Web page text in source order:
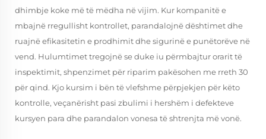
dhimbje koke më të mëdha në vijim. Kur kompanitë e
mbajnë rregullisht kontrollet, parandalojnë dështimet dhe
ruajnë efikasitetin e prodhimit dhe sigurinë e punëtorëve në
vend. Hulumtimet tregojnë se duke iu përmbajtur orarit të
inspektimit, shpenzimet për riparim pakësohen me rreth 30
për qind. Kjo kursim i bën të vlefshme përpjekjen për këto
kontrolle, veçanërisht pasi zbulimi i hershëm i defekteve
kursyen para dhe parandalon vonesa të shtrenjta më vonë.